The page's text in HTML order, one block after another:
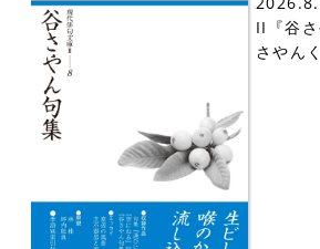
II『谷
さやん